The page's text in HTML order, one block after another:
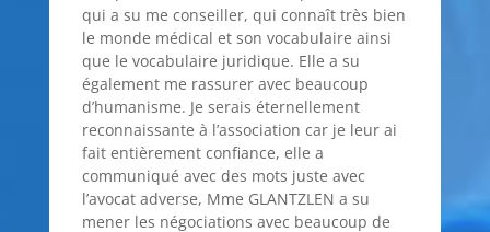
qui a su me conseiller, qui connaît très bien
le monde médical et son vocabulaire ainsi
que le vocabulaire juridique. Elle a su
également me rassurer avec beaucoup
d’humanisme. Je serais éternellement
reconnaissante à l’association car je leur ai
fait entièrement confiance, elle a
communiqué avec des mots juste avec
l’avocat adverse, Mme GLANTZLEN a su
mener les négociations avec beaucoup de